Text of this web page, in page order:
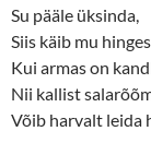
Su pääle üksinda,
Siis käib mu
Kui armas on
Nii kallist
Võib harvalt leida